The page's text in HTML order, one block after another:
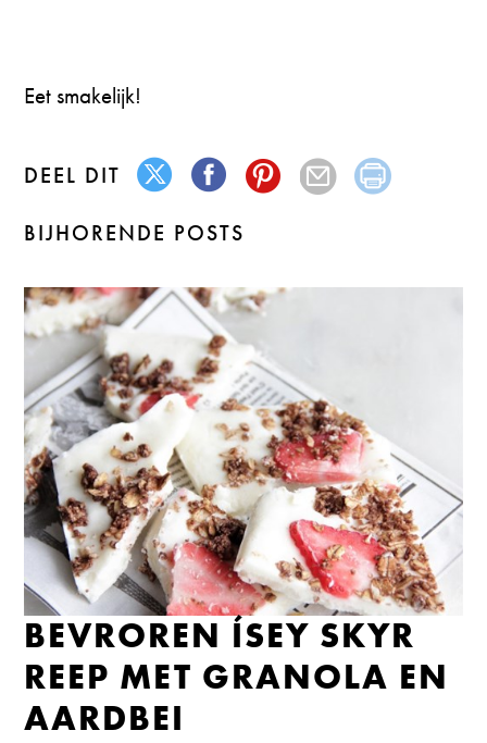
Eet smakelijk!
DEEL DIT
BIJHORENDE POSTS
BEVROREN ÍSEY SKYR
REEP MET GRANOLA EN
AARDBEI